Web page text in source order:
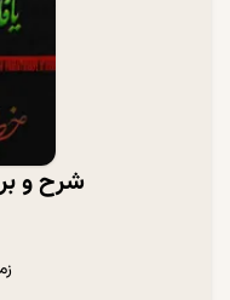
شرح و